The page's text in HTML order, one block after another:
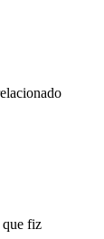
que fiz